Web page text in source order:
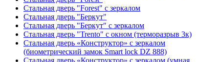
Стальная дверь "Forest" с зеркалом
Стальная дверь "Беркут"
Стальная дверь "Беркут" с зеркалом
Стальная дверь "Trento" с окном (терморазрыв 3к)
Стальная дверь «Конструктор» с зеркалом
(биометрический замок Smart lock DZ 888)
Стальная дверь «Конструктор» с зеркалом (умная